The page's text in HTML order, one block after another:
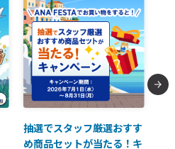
抽選でスタッフ厳選おすす
め商品セットが当たる！キ